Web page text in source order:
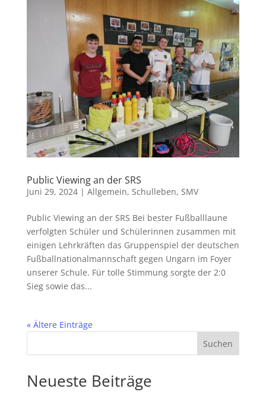
Public Viewing an der SRS
Juni 29, 2024| Allgemein, Schulleben, SMV
Public Viewing an der SRS Bei bester Fußballlaune
verfolgten Schüler und Schülerinnen zusammen mit
einigen Lehrkräften das Gruppenspiel der deutschen
Fußballnationalmannschaft gegen Ungarn im Foyer
unserer Schule. Für tolle Stimmung sorgte der 2:0
Sieg sowie das...
« Ältere Einträge
Suchen
Neueste Beiträge